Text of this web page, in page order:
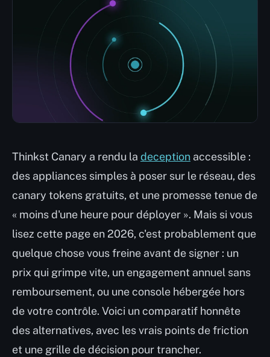
Thinkst Canary a rendu la deception accessible :
des appliances simples à poser sur le réseau, des
canary tokens gratuits, et une promesse tenue de
« moins d'une heure pour déployer ». Mais si vous
lisez cette page en 2026, c'est probablement que
quelque chose vous freine avant de signer : un
prix qui grimpe vite, un engagement annuel sans
remboursement, ou une console hébergée hors
de votre contrôle. Voici un comparatif honnête
des alternatives, avec les vrais points de friction
et une grille de décision pour trancher.